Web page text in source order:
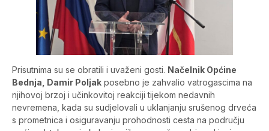
Prisutnima su se obratili i uvaženi gosti. Načelnik Općine
Bednja, Damir Poljak posebno je zahvalio vatrogascima na
njihovoj brzoj i učinkovitoj reakciji tijekom nedavnih
nevremena, kada su sudjelovali u uklanjanju srušenog drveća
s prometnica i osiguravanju prohodnosti cesta na području